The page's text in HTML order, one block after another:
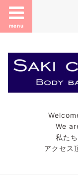
menu
We
私た
アクセス